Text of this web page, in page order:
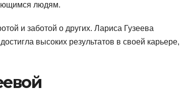
людям.
и заботой о других. Лариса Гузеева
высоких результатов в своей карьере,